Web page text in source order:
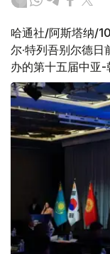
哈通社/阿斯塔纳/
尔·特列吾别尔德
办的第十五届中亚-